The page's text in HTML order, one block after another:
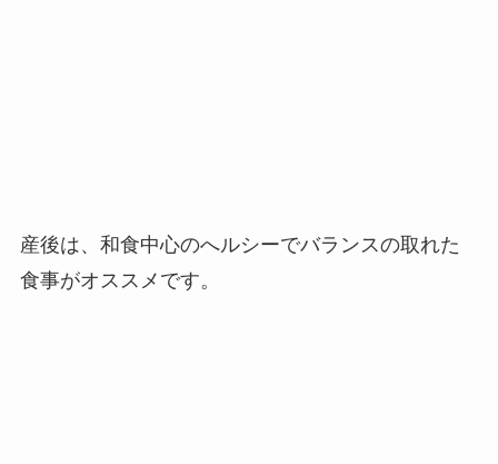
産後は、和食中心のへルシーでバランスの取れた
食事がオススメです。